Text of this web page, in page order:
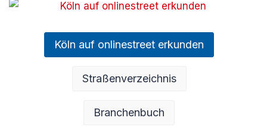
Köln auf onlinestreet erkunden
Straßenverzeichnis
Branchenbuch